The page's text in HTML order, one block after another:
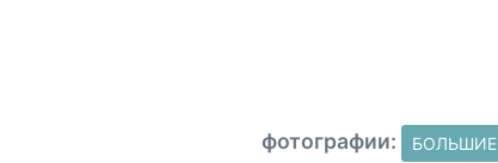
фотографии: БОЛЬШИЕ